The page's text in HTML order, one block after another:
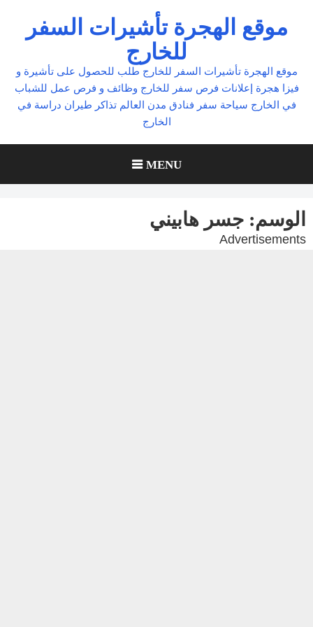
موقع الهجرة تأشيرات السفر
للخارج
موقع الهجرة تأشيرات السفر للخارج طلب للحصول على تأشيرة و
فيزا هجرة إعلانات فرص سفر للخارج وظائف و فرص عمل للشباب
في الخارج سياحة سفر فنادق مدن العالم تذاكر طيران دراسة في
الخارج
MENU
الوسم: جسر هابيني
Advertisements